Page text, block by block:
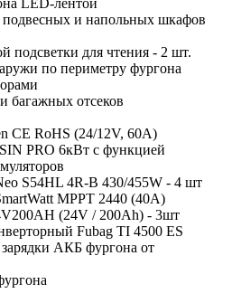
подвесных и напольных шкафов
подсветки для чтения - 2 шт.
по периметру фургона
багажных отсеков
CE RoHS (24/12V, 60A)
PRO 6кВт с функцией
S54HL 4R-B 430/455W - 4 шт
MPPT 2440 (40А)
(24V / 200Ah) - 3шт
Fubag TI 4500 ES
зарядки АКБ фургона от